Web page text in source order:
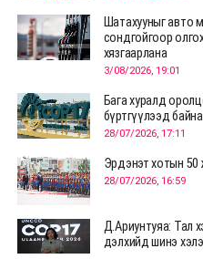
Шатахууныг авто
сондгойгоор
хязгаарлана
3/08/2026, 19:01
Бага хуралд
бүртгүүлээд байна
28/07/2026, 17:11
Эрдэнэт хотын 50
28/07/2026, 16:59
Д.Ариунтуяа: Тал
дэлхийд шинэ